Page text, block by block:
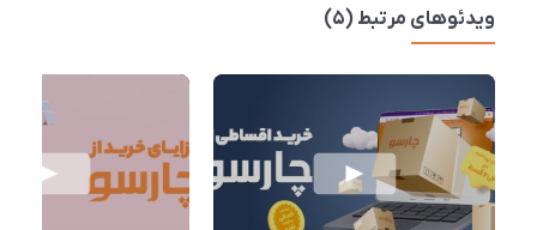
ویدئوهای مرتبط (5)